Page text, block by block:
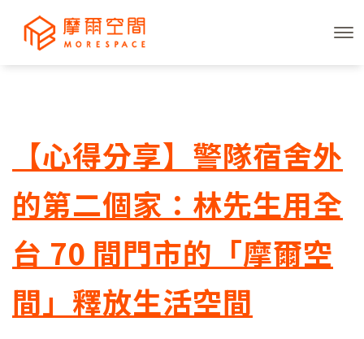
【心得分享】警隊宿舍外
的第二個家：林先生用全
台 70 間門市的「摩爾空
間」釋放生活空間